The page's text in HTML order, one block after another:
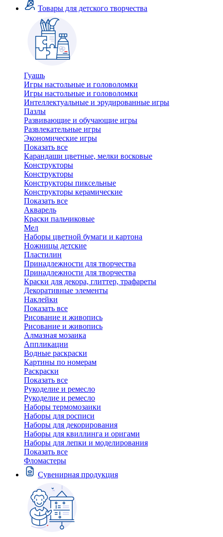
Товары для детского творчества
Гуашь
Игры настольные и головоломки
Игры настольные и головоломки
Интеллектуальные и эрудированные игры
Пазлы
Развивающие и обучающие игры
Развлекательные игры
Экономические игры
Показать все
Карандаши цветные, мелки восковые
Конструкторы
Конструкторы
Конструкторы пиксельные
Конструкторы керамические
Показать все
Акварель
Краски пальчиковые
Мел
Наборы цветной бумаги и картона
Ножницы детские
Пластилин
Принадлежности для творчества
Принадлежности для творчества
Краски для декора, глиттер, трафареты
Декоративные элементы
Наклейки
Показать все
Рисование и живопись
Рисование и живопись
Алмазная мозаика
Аппликации
Водные раскраски
Картины по номерам
Раскраски
Показать все
Рукоделие и ремесло
Рукоделие и ремесло
Наборы термомозаики
Наборы для росписи
Наборы для декорирования
Наборы для квиллинга и оригами
Наборы для лепки и моделирования
Показать все
Фломастеры
Сувенирная продукция